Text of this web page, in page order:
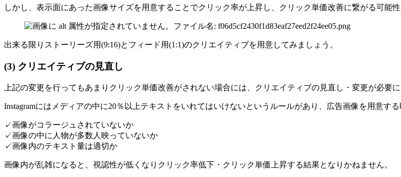
しかし、表示面にあった画像サイズを用意することでクリック率が上昇し、クリック単価改善に繋がる可能性
出来る限りストーリーズ用(9:16)とフィード用(1:1)のクリエイティブを用意してみましょう。
(3) クリエイティブの見直し
上記の変更を行ってもあまりクリック単価改善がされない場合には、クリエイティブの見直し・変更が必要に
Instagramにはメディアの中に20％以上テキストをいれてはいけないというルールがあり、広告画像を用意す
✓画像がコラージュされていないか
✓画像の中に人物が多数人映っていないか
✓画像内のテキスト量は適切か
画像内が乱雑になると、視認性が低くなりクリック率低下・クリック単価上昇する結果となりかねません。